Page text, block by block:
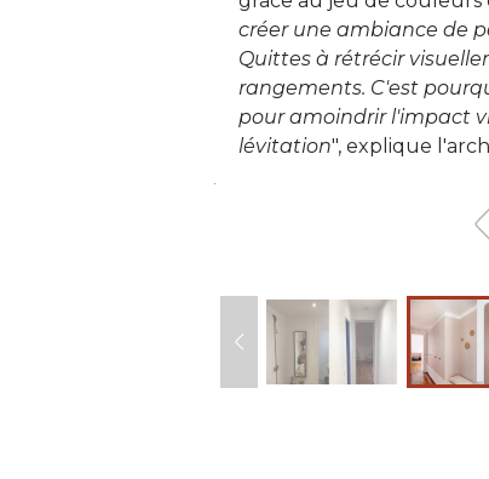
créer une ambiance de
Quittes à rétrécir
rangements. C'est
pour amoindrir l'impact
lévitation", explique